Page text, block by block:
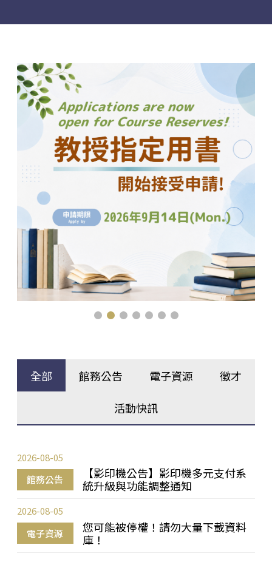
全部 館務公告 電子資源 徵才
活動快訊
館務公告
【影印機公告】影印機多元支付系
統升級與功能調整通知
2026-08-05
電子資源
您可能被停權！請勿大量下載資料
庫！
2026-08-05